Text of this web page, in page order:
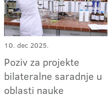
10. dec 2025.
Poziv za projekte
bilateralne saradnje u
oblasti nauke